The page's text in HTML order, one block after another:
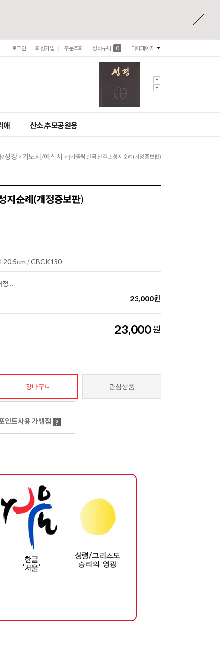
로그인 회원가입 주문조회 장바구니 0 마이페이지
애 산소,추모공원용
/성경 > 기도서/예식서 > †가톨릭 한국 천주교 성지순례(개정중보판)
지순례(개정중보판)
20.5cm / CBCK130
†가톨릭 한국 천주교 성지순례(개정중보판)
23,000원
23,000원
장바구니 관심상품
인트사용 가맹점 ?